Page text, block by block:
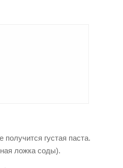
густая паста.
ложка соды).